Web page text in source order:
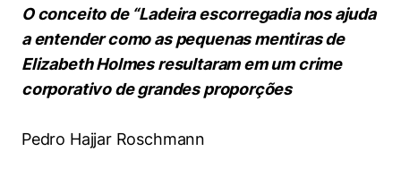
Engenharia de Computação
Engenharia de Produção
Resolução Eficaz de Problemas
Sala de Imprensa
Repositório Institucional
Pesquisa na Graduação
Seminários Acadêmicos
Instagram
Linkedin
Áreas de Conhecimento
Prêmios de Excelência
Ensino e aprendizagem
Atendimento
Visite o Insper
Canal de Ética
O conceito de “Ladeira escorregadia nos ajuda
a entender como as pequenas mentiras de
ElizabethHolmes resultaram em um crime
corporativo de grandes proporções
Pedro Hajjar Roschmann